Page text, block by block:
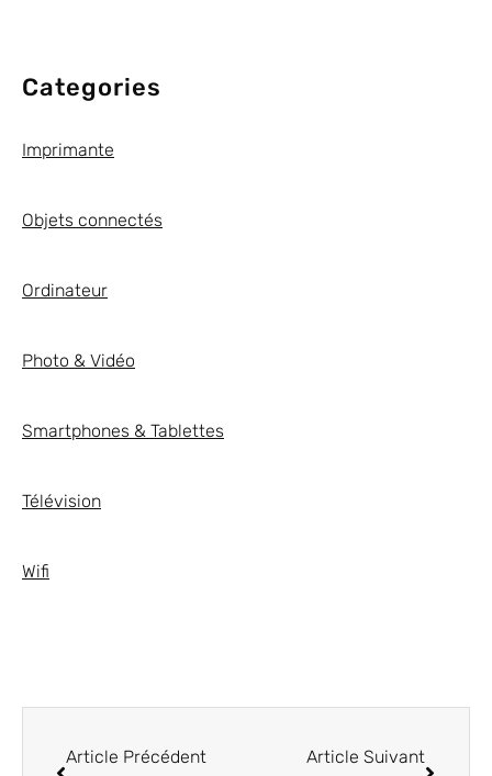
Categories
Imprimante
Objets connectés
Ordinateur
Photo & Vidéo
Smartphones & Tablettes
Télévision
Wifi
Article Précédent Article Suivant